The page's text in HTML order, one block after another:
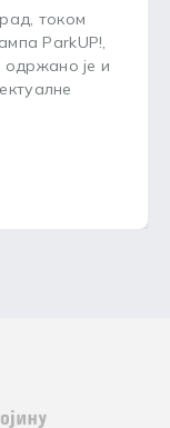
током
ParkUP!,
одржано је и